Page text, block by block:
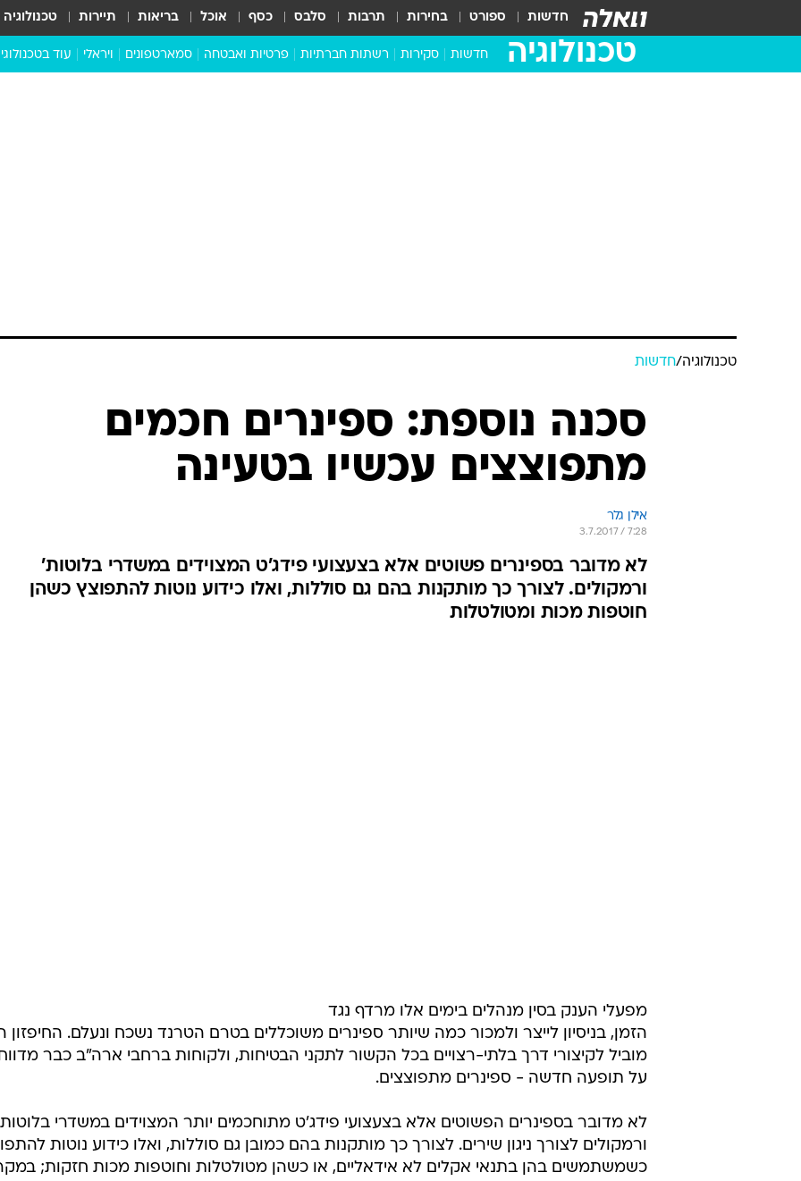
חדשות ספורט בחירות תרבות סלבס כסף אוכל בריאות תיירות טכנולוגיה
טכנולוגיה חדשות סקירות רשתות חברתיות פרטיות ואבטחה סמארטפונים ויראלי עוד
טכנולוגיה/חדשות
סכנה נוספת: ספינרים חכמים
מתפוצצים עכשיו בטעינה
אילן גלר
3.7.2017 / 7:28
לא מדובר בספינרים פשוטים אלא בצעצועי פידג'ט המצוידים במשדרי בלוטות'
ורמקולים. לצורך כך מותקנות בהם גם סוללות, ואלו כידוע נוטות להתפוצץ כשהן
חוטפות מכות ומטולטלות
מפעלי הענק בסין מנהלים בימים אלו מרדף נגד
הזמן, בניסיון לייצר ולמכור כמה שיותר ספינרים משוכללים בטרם הטרנד נשכח ונעלם. החיפזון
מוביל לקיצורי דרך בלתי-רצויים בכל הקשור לתקני הבטיחות, ולקוחות ברחבי ארה"ב כבר
על תופעה חדשה - ספינרים מתפוצצים.
לא מדובר בספינרים הפשוטים אלא בצעצועי פידג'ט מתוחכמים יותר המצוידים במשדרי
ורמקולים לצורך ניגון שירים. לצורך כך מותקנות בהם כמובן גם סוללות, ואלו כידוע נוטות
כשמשתמשים בהן בתנאי אקלים לא אידאליים, או כשהן מטולטלות וחוטפות מכות חזקות;